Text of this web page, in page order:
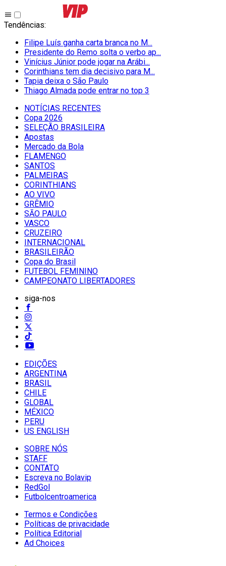
Tendências:
Filipe Luís ganha carta branca no M...
Presidente do Remo solta o verbo ap...
Vinícius Júnior pode jogar na Arábi...
Corinthians tem dia decisivo para M...
Tapia deixa o São Paulo
Thiago Almada pode entrar no top 3
NOTÍCIAS RECENTES
Copa 2026
SELEÇÃO BRASILEIRA
Apostas
Mercado da Bola
FLAMENGO
SANTOS
PALMEIRAS
CORINTHIANS
AO VIVO
GRÊMIO
SĀO PAULO
VASCO
CRUZEIRO
INTERNACIONAL
BRASILEIRÃO
Copa do Brasil
FUTEBOL FEMININO
CAMPEONATO LIBERTADORES
siga-nos
EDIÇÕES
ARGENTINA
BRASIL
CHILE
GLOBAL
MÉXICO
PERU
US ENGLISH
SOBRE NÓS
STAFF
CONTATO
Escreva no Bolavip
RedGol
Futbolcentroamerica
Termos e Condições
Políticas de privacidade
Política Editorial
Ad Choices